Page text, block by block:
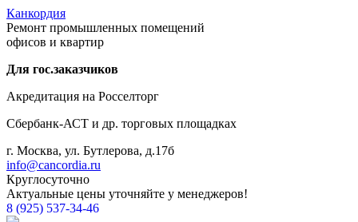
Канкордия
Ремонт промышленных помещений
офисов и квартир
Для гос.заказчиков
Акредитация на Росселторг
Сбербанк-АСТ и др. торговых площадках
г. Москва, ул. Бутлерова, д.17б
info@cancordia.ru
Круглосуточно
Актуальные цены уточняйте у менеджеров!
8 (925) 537-34-46